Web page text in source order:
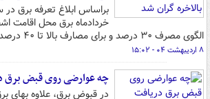
براساس ابلاغ تعرفه برق در
خردادماه برق محل اقامت
الگوی مصرف ۳۰ درصد و برای مصارف بالا تا ۴۰ درصد افزایش پیدا کرد.
۸ اردیبهشت ۰۴ - ۱۵:۰۲
چه عوارضی روی قبض برق